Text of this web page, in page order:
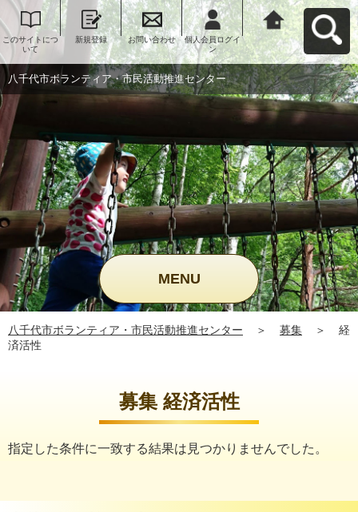
このサイトにつ
いて
新規登録 お問い合わせ
個人会員ログイ
ン
八千代市ボラン
ティア・市民活
動推進センター
へ戻る
八千代市ボランティア・市民活動推進センター
MENU
八千代市ボランティア・市民活動推進センター ＞ 募集 ＞
経
済活性
募集 経済活性
指定した条件に一致する結果は見つかりませんでした。